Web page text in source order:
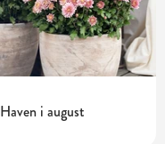
Haven i august